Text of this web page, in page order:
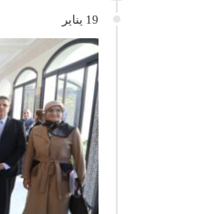
19 يناير